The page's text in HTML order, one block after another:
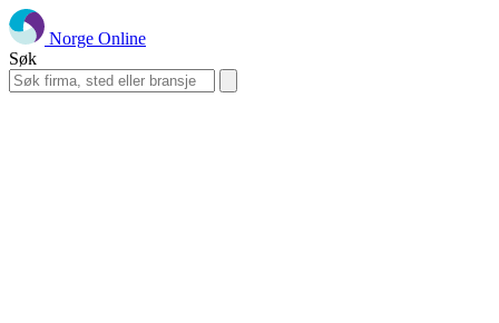
Norge Online
Søk